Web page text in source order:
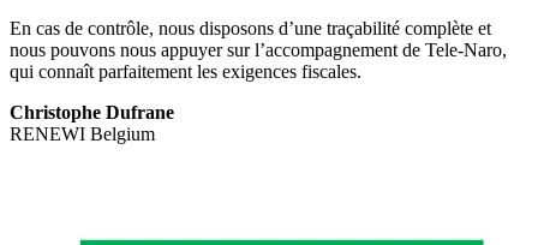
En cas de contrôle, nous disposons d’une traçabilité complète et
nous pouvons nous appuyer sur l’accompagnement de Tele-Naro,
qui connaît parfaitement les exigences fiscales.
Christophe Dufrane
RENEWI Belgium